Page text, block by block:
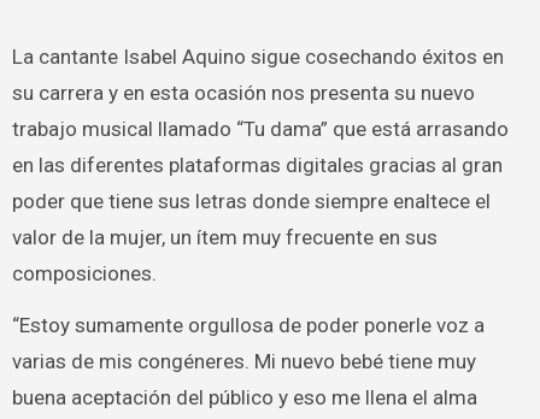
La cantante Isabel Aquino sigue cosechando éxitos en
su carrera y en esta ocasión nos presenta su nuevo
trabajo musical llamado “Tu dama” que está arrasando
en las diferentes plataformas digitales gracias al gran
poder que tiene sus letras donde siempre enaltece el
valor de la mujer, un ítem muy frecuente en sus
composiciones.
“Estoy sumamente orgullosa de poder ponerle voz a
varias de mis congéneres. Mi nuevo bebé tiene muy
buena aceptación del público y eso me llena el alma